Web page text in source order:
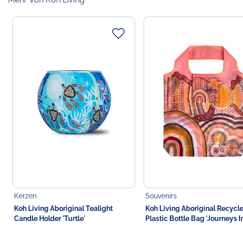
Kerzen
Koh Living Aboriginal Tealight
Candle Holder 'Turtle'
Souvenirs
Koh Living Aboriginal
Plastic Bottle Bag 'Journeys